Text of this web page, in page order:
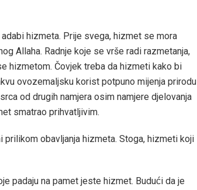
hizmeta. Prije svega, hizmet se mora
Allaha. Radnje koje se vrše radi razmetanja,
hizmetom. Čovjek treba da hizmeti kako bi
ovozemaljsku korist potpuno mijenja prirodu
od drugih namjera osim namjere djelovanja
smatrao prihvatljivim.
obavljanja hizmeta. Stoga, hizmeti koji
padaju na pamet jeste hizmet. Budući da je